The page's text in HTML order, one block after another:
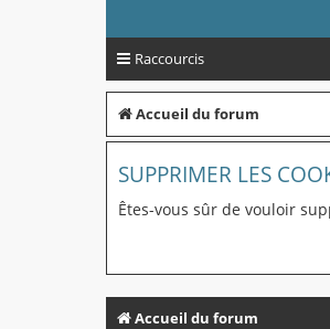
Raccourcis
Accueil du forum
SUPPRIMER LES
Êtes-vous sûr de vouloir
Accueil du forum